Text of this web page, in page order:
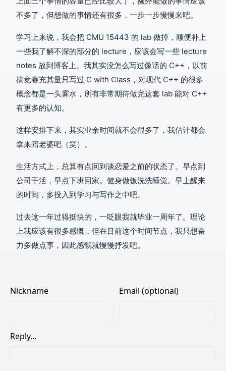
不多了，但想做的事情还有很多，一步一步慢慢来吧。
学习上来说，我会把 CMU 15443 的 lab 做掉，顺便补上
一些我了解不深的部分的 lecture，应该会写一些 lecture
notes 放到博客上。我其实没怎么写过像话的 C++，以前
搞竞赛充其量只写过 C with Class，对现代 C++ 的很多
概念都是一头雾水，所有非常期待做完这套 lab 能对 C++
有更多的认知。
这样安排下来，其实业余时间就不会很多了，我估计都会
拿来陪老婆吧（笑）。
生活方式上，总算有点回到谈恋爱之前的状态了。早点到
公司干活，早点下班回家。健身做饭洗洗睡觉。早上醒来
的时间，多投入到学习与写作之中吧。
过去这一年过得挺快的，一眨眼我就毕业一周年了。理论
上我应该有很多感慨，但在目前这个时间节点，我只想奋
力多做点事，因此感慨就慢慢抒发吧。